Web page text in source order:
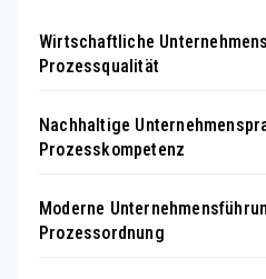
Wirtschaftliche
Prozessqualität
Nachhaltige
Prozesskompetenz
Moderne
Prozessordnung